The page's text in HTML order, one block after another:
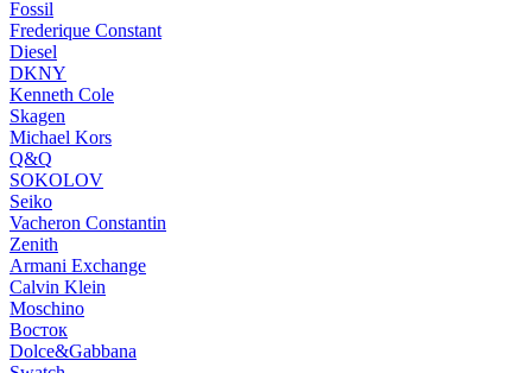
Fossil
Frederique Constant
Diesel
DKNY
Kenneth Cole
Skagen
Michael Kors
Q&Q
SOKOLOV
Seiko
Vacheron Constantin
Zenith
Armani Exchange
Calvin Klein
Moschino
Восток
Dolce&Gabbana